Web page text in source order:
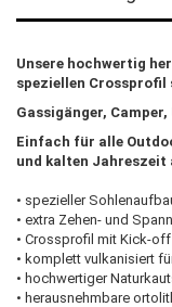
Unsere hochwertig
speziellen
Gassigänger,
Einfach für alle
und kalten Jahreszeit
• spezieller
• extra Zehen- und
• Crossprofil mit Kick-
• komplett vulkanisiert
• hochwertiger
• herausnehmbare